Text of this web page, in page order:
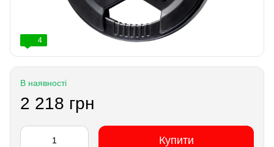
4
В наявності
2 218 грн
Купити